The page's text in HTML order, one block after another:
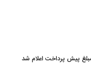
پیش پرداخت اعلام شد